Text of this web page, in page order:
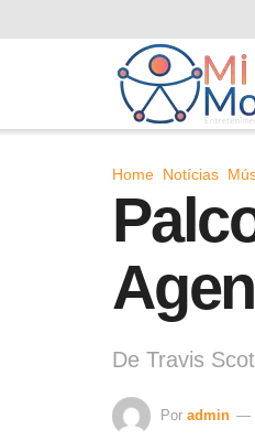
Home Notícias
De Travis
Por admin